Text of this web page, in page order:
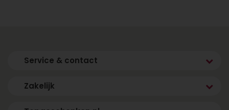
Service & contact
Zakelijk